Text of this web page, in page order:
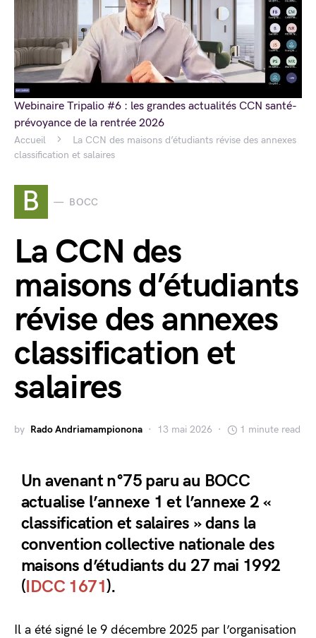
Accueil
La CCN des maisons d’étudiants révise des annexes
classification et salaires
B BOCC
La CCN des
maisons d’étudiants
révise des annexes
classification et
salaires
by Rado Andriamampionona 13 mai 2026 1 minute read
Un avenant n°75 paru au BOCC
actualise l’annexe 1 et l’annexe 2 «
classification et salaires » dans la
convention collective nationale des
maisons d’étudiants du 27 mai 1992
(IDCC 1671).
Il a été signé le 9 décembre 2025 par l’organisation
Webinaire Tripalio #6 : les grandes actualités CCN santé-
prévoyance de la rentrée 2026